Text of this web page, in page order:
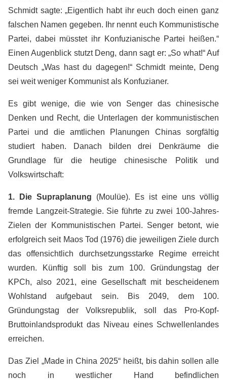
Schmidt sagte: „Eigentlich habt ihr euch doch einen ganz
falschen Namen gegeben. Ihr nennt euch Kommunistische
Partei, dabei müsstet ihr Konfuzianische Partei heißen.“
Einen Augenblick stutzt Deng, dann sagt er: „So what!“ Auf
Deutsch „Was hast du dagegen!“ Schmidt meinte, Deng
sei weit weniger Kommunist als Konfuzianer.
Es gibt wenige, die wie von Senger das chinesische
Denken und Recht, die Unterlagen der kommunistischen
Partei und die amtlichen Planungen Chinas sorgfältig
studiert haben. Danach bilden drei Denkräume die
Grundlage für die heutige chinesische Politik und
Volkswirtschaft:
1. Die Supraplanung (Moulüe). Es ist eine uns völlig
fremde Langzeit-Strategie. Sie führte zu zwei 100-Jahres-
Zielen der Kommunistischen Partei. Senger betont, wie
erfolgreich seit Maos Tod (1976) die jeweiligen Ziele durch
das offensichtlich durchsetzungsstarke Regime erreicht
wurden. Künftig soll bis zum 100. Gründungstag der
KPCh, also 2021, eine Gesellschaft mit bescheidenem
Wohlstand aufgebaut sein. Bis 2049, dem 100.
Gründungstag der Volksrepublik, soll das Pro-Kopf-
Bruttoinlandsprodukt das Niveau eines Schwellenlandes
erreichen.
Das Ziel „Made in China 2025“ heißt, bis dahin sollen alle
noch in westlicher Hand befindlichen